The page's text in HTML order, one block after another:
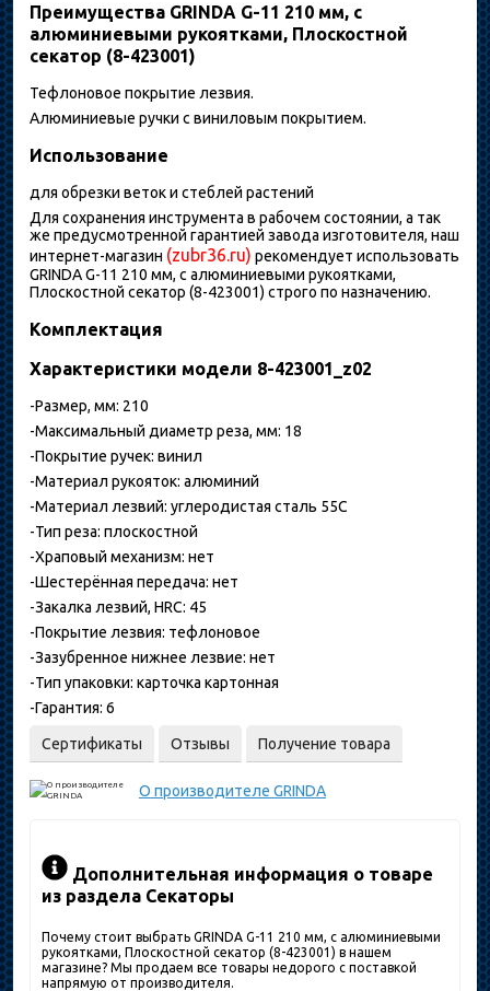
Преимущества GRINDA G-11 210 мм, с
алюминиевыми рукоятками, Плоскостной
секатор (8-423001)
Тефлоновое покрытие лезвия.
Алюминиевые ручки с виниловым покрытием.
Использование
для обрезки веток и стеблей растений
Для сохранения инструмента в рабочем состоянии, а так
же предусмотренной гарантией завода изготовителя, наш
интернет-магазин (zubr36.ru) рекомендует использовать
GRINDA G-11 210 мм, с алюминиевыми рукоятками,
Плоскостной секатор (8-423001) строго по назначению.
Комплектация
Характеристики модели 8-423001_z02
-Размер, мм: 210
-Максимальный диаметр реза, мм: 18
-Покрытие ручек: винил
-Материал рукояток: алюминий
-Материал лезвий: углеродистая сталь 55C
-Тип реза: плоскостной
-Храповый механизм: нет
-Шестерённая передача: нет
-Закалка лезвий, HRC: 45
-Покрытие лезвия: тефлоновое
-Зазубренное нижнее лезвие: нет
-Тип упаковки: карточка картонная
-Гарантия: 6
Сертификаты Отзывы Получение товара
О производителе GRINDA
Дополнительная информация о товаре
из раздела Секаторы
Почему стоит выбрать GRINDA G-11 210 мм, с алюминиевыми
рукоятками, Плоскостной секатор (8-423001) в нашем
магазине? Мы продаем все товары недорого с поставкой
напрямую от производителя.